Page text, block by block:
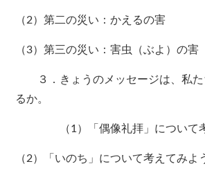
（2）第二の災い：かえるの害
（3）第三の災い：害虫（ぶよ）の害
３．きょうのメッセージは、私た
るか。
（1）「偶像礼拝」について考
（2）「いのち」について考えてみよ